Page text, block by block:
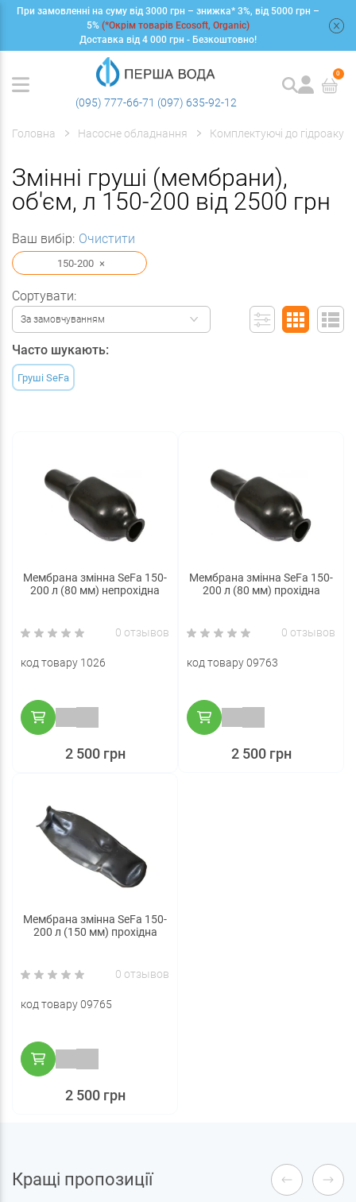
При замовленні на суму від 3000 грн – знижка* 3%, від 5000 грн –
5% (*Окрім товарів Ecosoft, Organic)
Доставка від 4 000 грн - Безкоштовно!
(095) 777-66-71 (097) 635-92-12
0
Головна Насосне обладнання Комплектуючі до
Змінні груші (мембрани),
об'єм, л 150-200 від 2500 грн
Ваш вибір: Очистити
150-200 ×
Сортувати:
За замовчуванням
Часто шукають:
Груші SeFa
Мембрана змінна SeFa 150-
200 л (80 мм) непрохідна
0 отзывов
код товару 1026
2 500 грн
Мембрана змінна SeFa 150-
200 л (80 мм) прохідна
0 отзывов
код товару 09763
2 500 грн
Мембрана змінна SeFa 150-
200 л (150 мм) прохідна
0 отзывов
код товару 09765
2 500 грн
Кращі пропозиції